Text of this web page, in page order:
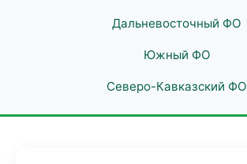
Дальневосточный ФО
Южный ФО
Северо-Кавказский ФО